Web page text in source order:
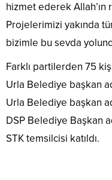
hizmet ederek Allah’ın
Projelerimizi yakında
bizimle bu sevda
Farklı partilerden 75
Urla Belediye başkan
Urla Belediye başkan
DSP Belediye Başkan
STK temsilcisi katıldı.